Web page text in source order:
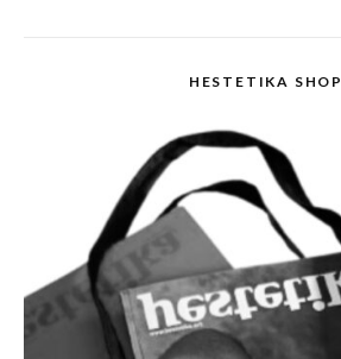
HESTETIKA SHOP